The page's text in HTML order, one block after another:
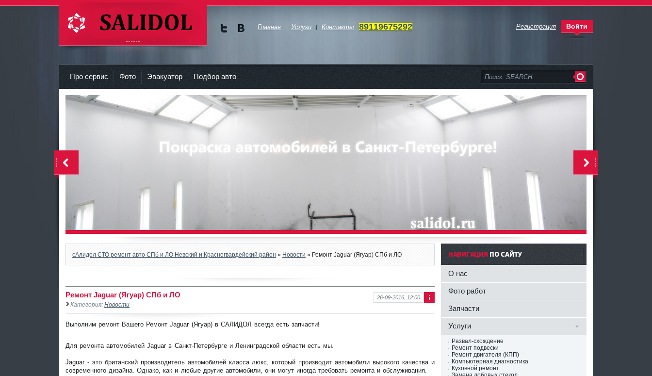
СТО Салидол | salidol в СПб и ЛО
Регистрация Войти
Главная Услуги Контакты 89119675292
Про сервис Фото Эвакуатор Подбор авто
сАлидол СТО ремонт авто СПб и ЛО Невский и Красногвардейский район » Новости » Ремонт Jaguar (Ягуар) СПб и ЛО
фо
26-09-2016, 12:00
Ремонт Jaguar (Ягуар) СПб и ЛО
Категория: Новости
Выполним ремонт Вашего Ремонт Jaguar (Ягуар) в САЛИДОЛ всегда есть запчасти!
Для ремонта автомобилей Jaguar в Санкт-Петербурге и Ленинградской области есть мы.
Jaguar - это британский производитель автомобилей класса люкс, который производит автомобили высокого качества и
современного дизайна. Однако, как и любые другие автомобили, они могут иногда требовать ремонта и обслуживания.
НАВИГАЦИЯПО САЙТУ
О нас
Фото работ
Запчасти
Услуги
Развал-схождение
Ремонт подвески
Ремонт двигателя (КПП)
Компьютерная диагностика
Кузовной ремонт